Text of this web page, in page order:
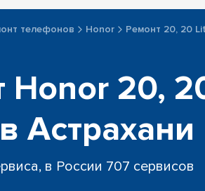
телефонов Honor Ремонт 20, 20
Honor 20,
Астрахани
в России 707 сервисов